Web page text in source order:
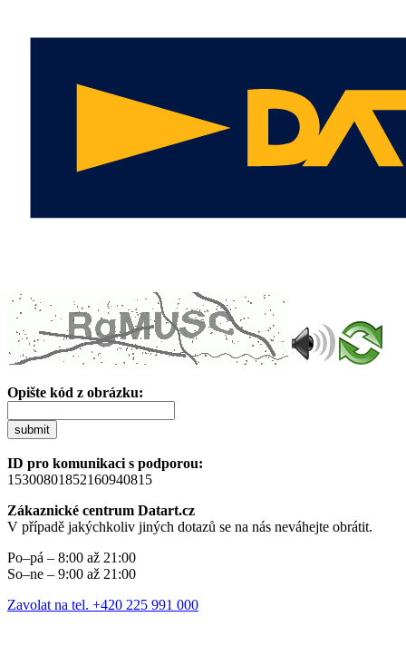
Opište kód z obrázku:
submit
ID pro komunikaci s podporou:
15300801852160940815
Zákaznické centrum Datart.cz
V případě jakýchkoliv jiných dotazů se na nás neváhejte obrátit.
Po–pá – 8:00 až 21:00
So–ne – 9:00 až 21:00
Zavolat na tel. +420 225 991 000